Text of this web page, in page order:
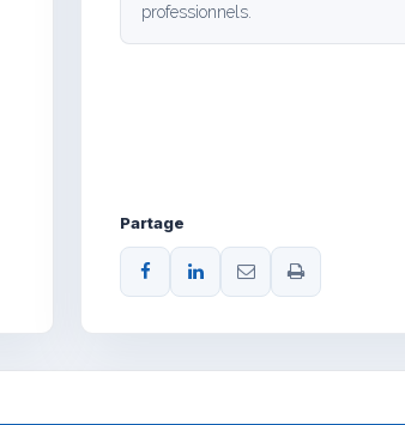
professionnels.
Partage